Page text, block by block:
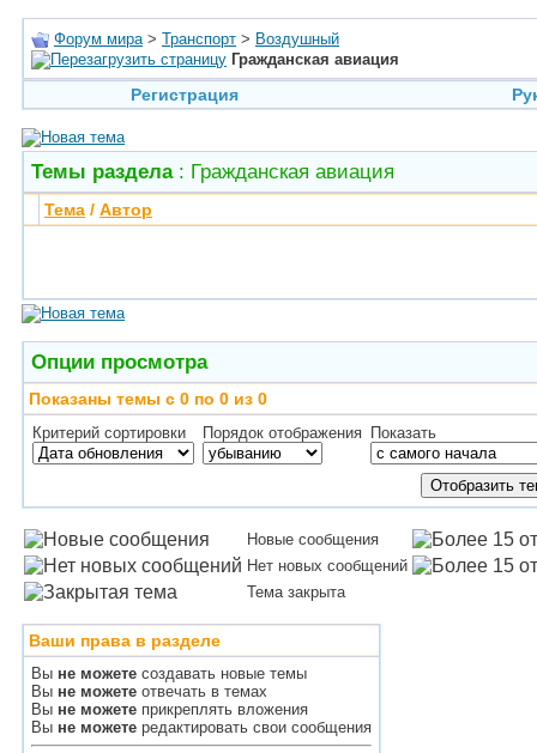
Форум мира > Транспорт > Воздушный
Гражданская авиация
Регистрация
Темы раздела: Гражданская авиация
Тема / Автор
Опции просмотра
Показаны темы с 0 по 0 из 0
Критерий сортировки Порядок отображения Показать
Новые сообщения
Нет новых сообщений
Тема закрыта
Ваши права в разделе
Вы не можете создавать новые темы
Вы не можете отвечать в темах
Вы не можете прикреплять вложения
Вы не можете редактировать свои сообщения